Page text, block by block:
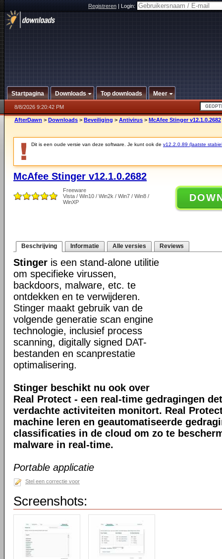
Registreren|Login:
Startpagina Downloads Top downloads Meer
8/8/2026 9:20:42 PM
AfterDawn > Downloads > Beveiliging > Antivirus > McAfee Stinger v12.1.0.2682
Dit is een oude versie van deze software. Je kunt ook de v12.2.0.89 (laatste
McAfee Stinger v12.1.0.2682
Freeware
Vista / Win10 / Win2k / Win7 / Win8 /
WinXP
Beschrijving Informatie Alle versies Reviews
Stinger is een stand-alone utilitie
om specifieke virussen,
backdoors, malware, etc. te
ontdekken en te verwijderen.
Stinger maakt gebruik van de
volgende generatie scan engine
technologie, inclusief process
scanning, digitally signed DAT-
bestanden en scanprestatie
optimalisering.
Stinger beschikt nu ook over
Real Protect - een real-time gedragingen
verdachte activiteiten monitort. Real
machine leren en geautomatiseerde
classificaties in de cloud om zo te
malware in real-time.
Portable applicatie
Stel een correctie voor
Screenshots: